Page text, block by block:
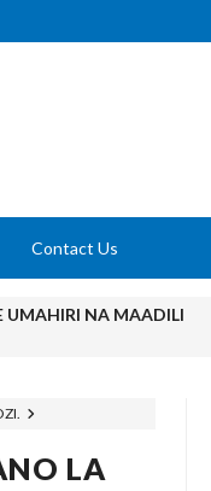
Contact Us
UMAHIRI NA MAADILI
LA